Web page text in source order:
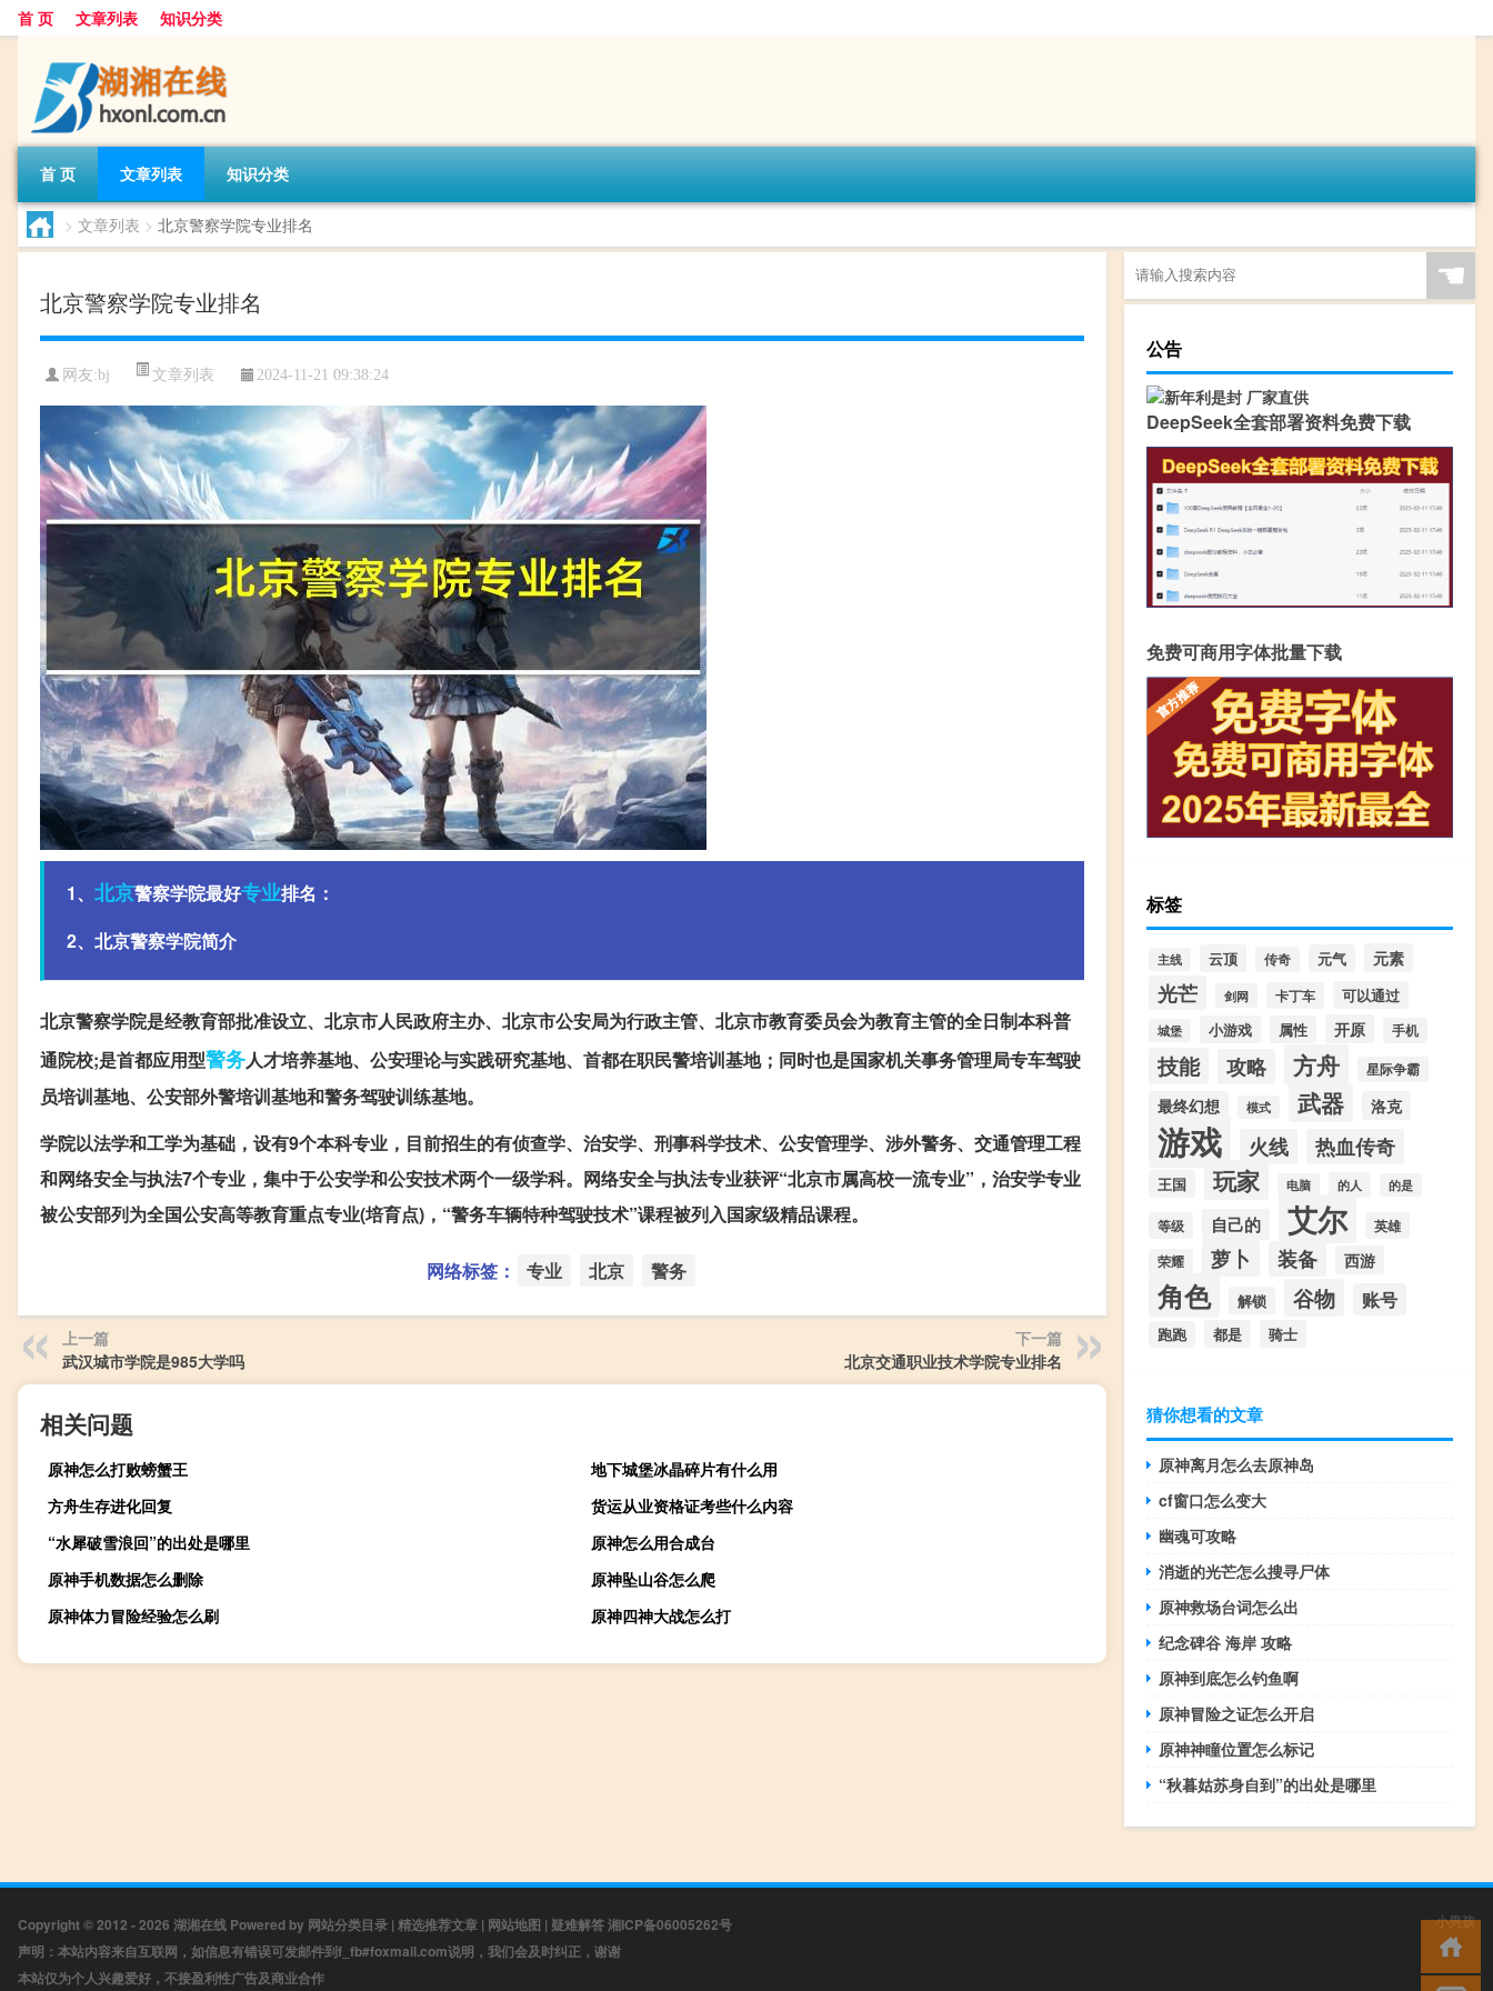
首 页 文章列表 知识分类
首 页 文章列表 知识分类
> 文章列表 > 北京警察学院专业排名
北京警察学院专业排名
网友:bj 文章列表 2024-11-21 09:38:24
1、 北京警察学院最好专业排名：
2、北京警察学院简介
北京警察学院是经教育部批准设立、北京市人民政府主办、北京市公安局为行政主管、北京市教育委员会为教育主管的全日制本科普
通院校;是首都应用型警务人才培养基地、公安理论与实践研究基地、首都在职民警培训基地；同时也是国家机关事务管理局专车驾驶
员培训基地、公安部外警培训基地和警务驾驶训练基地。
学院以法学和工学为基础，设有9个本科专业，目前招生的有侦查学、治安学、刑事科学技术、公安管理学、涉外警务、交通管理工程
和网络安全与执法7个专业，集中于公安学和公安技术两个一级学科。网络安全与执法专业获评“北京市属高校一流专业”，治安学专业
被公安部列为全国公安高等教育重点专业(培育点)，“警务车辆特种驾驶技术”课程被列入国家级精品课程。
网络标签： 专业 北京 警务
上一篇
武汉城市学院是985大学吗
下一篇
北京交通职业技术学院专业排名
相关问题
原神怎么打败螃蟹王
地下城堡冰晶碎片有什么用
方舟生存进化回复
货运从业资格证考些什么内容
“水犀破雪浪回”的出处是哪里
原神怎么用合成台
原神手机数据怎么删除
原神坠山谷怎么爬
原神体力冒险经验怎么刷
原神四神大战怎么打
☚
公告
DeepSeek全套部署资料免费下载
免费可商用字体批量下载
标签
主线 云顶 传奇 元气 元素
光芒 剑网 卡丁车 可以通过
城堡 小游戏 属性 开原 手机
技能 攻略 方舟 星际争霸
最终幻想 模式 武器 洛克
游戏 火线 热血传奇
王国 玩家 电脑 的人 的是
等级 自己的 艾尔 英雄
荣耀 萝卜 装备 西游
角色 解锁 谷物 账号
跑跑 都是 骑士
猜你想看的文章
原神离月怎么去原神岛
cf窗口怎么变大
幽魂可攻略
消逝的光芒怎么搜寻尸体
原神救场台词怎么出
纪念碑谷 海岸 攻略
原神到底怎么钓鱼啊
原神冒险之证怎么开启
原神神瞳位置怎么标记
“秋暮姑苏身自到”的出处是哪里
Copyright © 2012 - 2026 湖湘在线 Powered by 网站分类目录 | 精选推荐文章 | 网站地图 | 疑难解答湘ICP备06005262号
声明：本站内容来自互联网，如信息有错误可发邮件到f_fb#foxmail.com说明，我们会及时纠正，谢谢
本站仅为个人兴趣爱好，不接盈利性广告及商业合作
小男孩